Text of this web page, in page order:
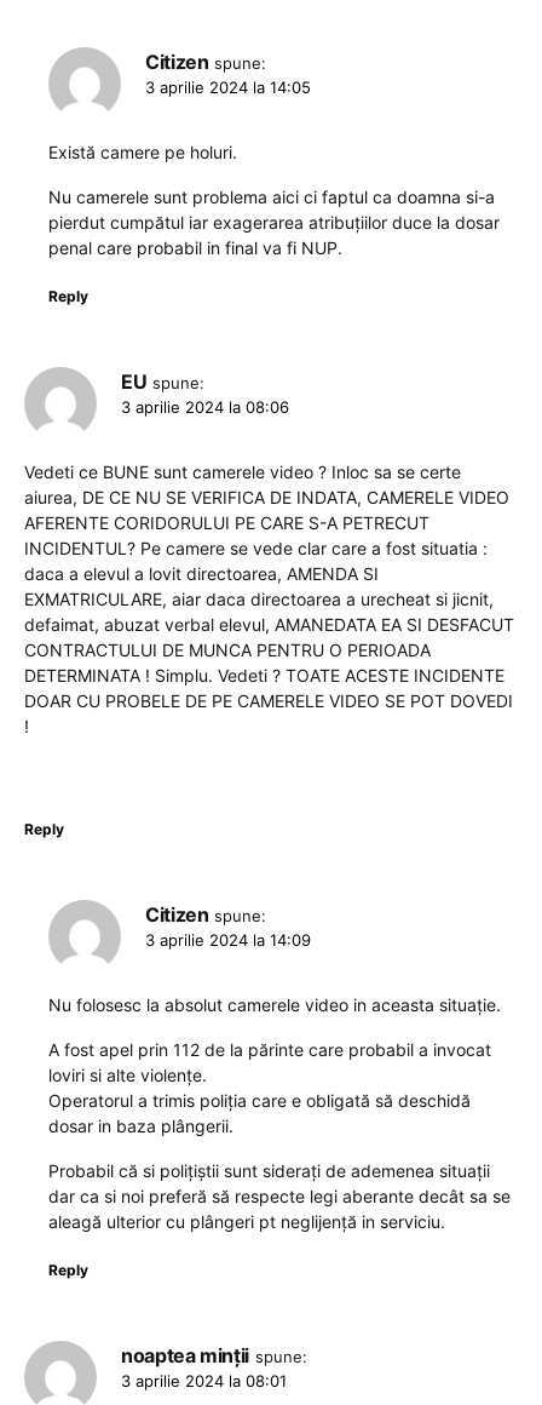
Citizen spune:
3 aprilie 2024 la 14:05
Există camere pe holuri.
Nu camerele sunt problema aici ci faptul ca doamna si-a
pierdut cumpătul iar exagerarea atribuțiilor duce la dosar
penal care probabil in final va fi NUP.
Reply
EU spune:
3 aprilie 2024 la 08:06
Vedeti ce BUNE sunt camerele video ? Inloc sa se certe
aiurea, DE CE NU SE VERIFICA DE INDATA, CAMERELE VIDEO
AFERENTE CORIDORULUI PE CARE S-A PETRECUT
INCIDENTUL? Pe camere se vede clar care a fost situatia :
daca a elevul a lovit directoarea, AMENDA SI
EXMATRICULARE, aiar daca directoarea a urecheat si jicnit,
defaimat, abuzat verbal elevul, AMANEDATA EA SI DESFACUT
CONTRACTULUI DE MUNCA PENTRU O PERIOADA
DETERMINATA ! Simplu. Vedeti ? TOATE ACESTE INCIDENTE
DOAR CU PROBELE DE PE CAMERELE VIDEO SE POT DOVEDI
!
Reply
Citizen spune:
3 aprilie 2024 la 14:09
Nu folosesc la absolut camerele video in aceasta situație.
A fost apel prin 112 de la părinte care probabil a invocat
loviri si alte violențe.
Operatorul a trimis poliția care e obligată să deschidă
dosar in baza plângerii.
Probabil că si polițiștii sunt siderați de ademenea situații
dar ca si noi preferă să respecte legi aberante decât sa se
aleagă ulterior cu plângeri pt neglijență in serviciu.
Reply
noaptea minții spune:
3 aprilie 2024 la 08:01